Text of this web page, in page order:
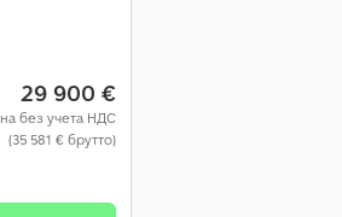
29 900 €
без учета НДС
(35 581 € брутто)